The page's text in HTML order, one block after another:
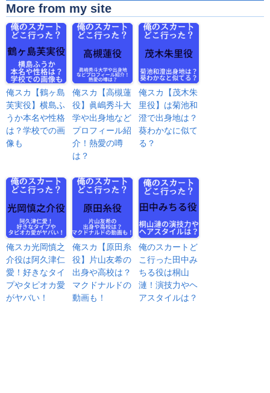
More from my site
俺スカ【鶴ヶ島
芙実役】横島ふ
うか本名や性格
は？学校での画
像も
俺スカ【高槻蓮
役】眞嶋秀斗大
学や出身地など
プロフィール紹
介！熱愛の噂
は？
俺スカ【茂木朱
里役】は菊池和
澄で出身地は？
葵わかなに似て
る？
俺スカ光岡慎之
介役は阿久津仁
愛！好きなタイ
プやタピオカ愛
がヤバい！
俺スカ【原田糸
役】片山友希の
出身や高校は？
マクドナルドの
動画も！
俺のスカートど
こ行った田中み
ちる役は桐山
漣！演技力やヘ
アスタイルは？